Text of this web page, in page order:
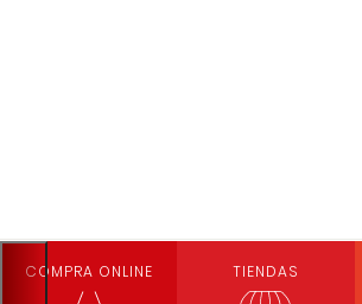
COMPRA ONLINE TIENDAS